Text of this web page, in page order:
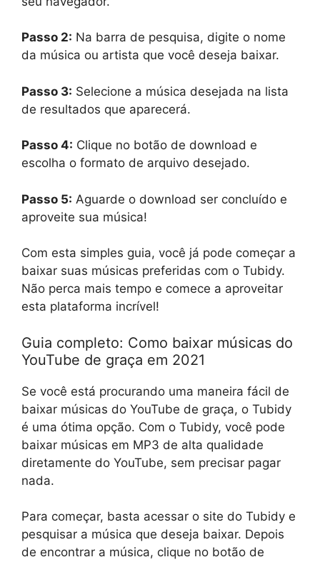
Passo 2: Na barra de pesquisa, digite o nome
da música ou artista que você deseja baixar.
Passo 3: Selecione a música desejada na lista
de resultados que aparecerá.
Passo 4: Clique no botão de download e
escolha o formato de arquivo desejado.
Passo 5: Aguarde o download ser concluído e
aproveite sua música!
Com esta simples guia, você já pode começar a
baixar suas músicas preferidas com o Tubidy.
Não perca mais tempo e comece a aproveitar
esta plataforma incrível!
Guia completo: Como baixar músicas do
YouTube de graça em 2021
Se você está procurando uma maneira fácil de
baixar músicas do YouTube de graça, o Tubidy
é uma ótima opção. Com o Tubidy, você pode
baixar músicas em MP3 de alta qualidade
diretamente do YouTube, sem precisar pagar
nada.
Para começar, basta acessar o site do Tubidy e
pesquisar a música que deseja baixar. Depois
de encontrar a música, clique no botão de